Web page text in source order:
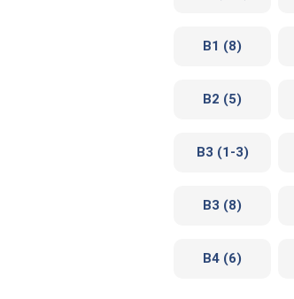
В1 (8)
В2 (5)
В3 (1-3)
В3 (8)
В4 (6)